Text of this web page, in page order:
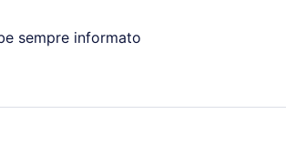
sempre informato